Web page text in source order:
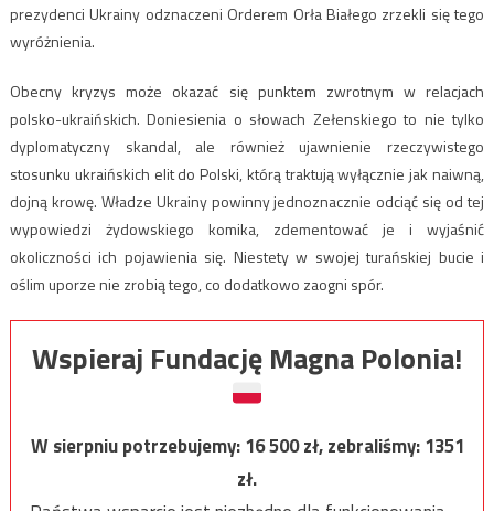
prezydenci Ukrainy odznaczeni Orderem Orła Białego zrzekli się tego
wyróżnienia.
Obecny kryzys może okazać się punktem zwrotnym w relacjach
polsko-ukraińskich. Doniesienia o słowach Zełenskiego to nie tylko
dyplomatyczny skandal, ale również ujawnienie rzeczywistego
stosunku ukraińskich elit do Polski, którą traktują wyłącznie jak naiwną,
dojną krowę. Władze Ukrainy powinny jednoznacznie odciąć się od tej
wypowiedzi żydowskiego komika, zdementować je i wyjaśnić
okoliczności ich pojawienia się. Niestety w swojej turańskiej bucie i
oślim uporze nie zrobią tego, co dodatkowo zaogni spór.
Wspieraj Fundację Magna Polonia!
W sierpniu potrzebujemy:16 500zł, zebraliśmy:1351
zł.